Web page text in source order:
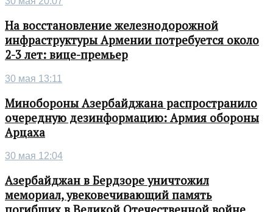
На восстановление железнодорожной
инфраструктуры Армении потребуется около
2-3 лет: вице-премьер
30 мая 13:11
Минобороны Азербайджана распространило
очередную дезинформацию: Армия обороны
Арцаха
30 мая 12:04
Азербайджан в Бердзоре уничтожил
мемориал, увековечивающий память